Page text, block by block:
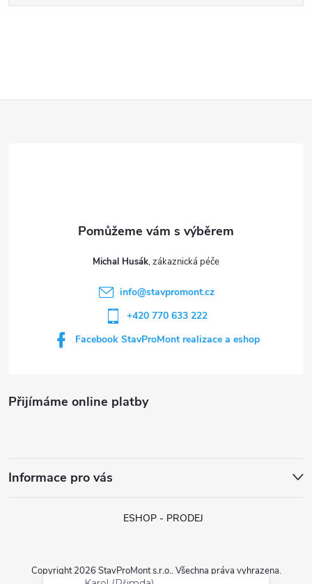
Přijímáme online platby
Informace pro vás
Michal Husák
info@stavpromont.cz
+420 770 633 222
Facebook StavProMont realizace a eshop
ESHOP - PRODEJ
Copyright 2026 StavProMont s.r.o.. Všechna práva vyhrazena.
Karol (Přimda)